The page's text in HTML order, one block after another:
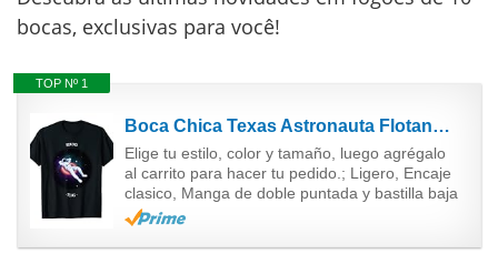
bocas, exclusivas para você!
TOP Nº 1
Boca Chica Texas Astronauta Flotando en el espacio en el tubo interior Camiseta
Elige tu estilo, color y tamaño, luego agrégalo
al carrito para hacer tu pedido.; Ligero, Encaje
clasico, Manga de doble puntada y bastilla baja